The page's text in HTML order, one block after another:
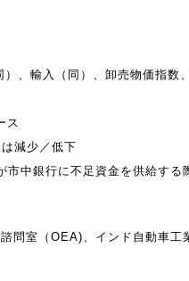
、輸入（同）、卸売物価指数
ス
減少／低下
中銀行に不足資金を供給する
問室（OEA)、インド自動車